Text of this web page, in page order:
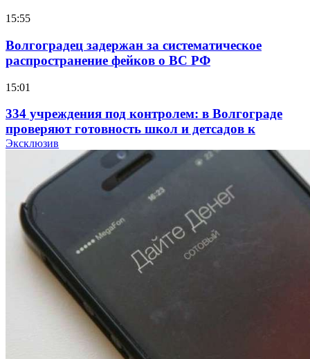
15:55
Волгоградец задержан за систематическое
распространение фейков о ВС РФ
15:01
334 учреждения под контролем: в Волгограде
проверяют готовность школ и детсадов к
учебному году
Покушение на убийство в Волгограде: девушка
напала на незнакомую женщину с ножом
12:39
Сладкий праздник в Волгограде: в Центральном
парке прошёл фестиваль „Арбузный переполох“
Волгоградские компании нарастили экспорт:
заключены контракты на 3,6 млн долларов
Эксклюзив